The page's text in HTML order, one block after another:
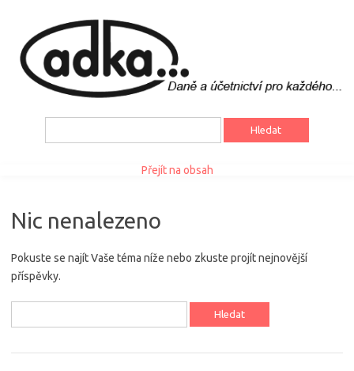
Vyhledávání
Přejít na obsah
Nic nenalezeno
Pokuste se najít Vaše téma níže nebo zkuste projít nejnovější
příspěvky.